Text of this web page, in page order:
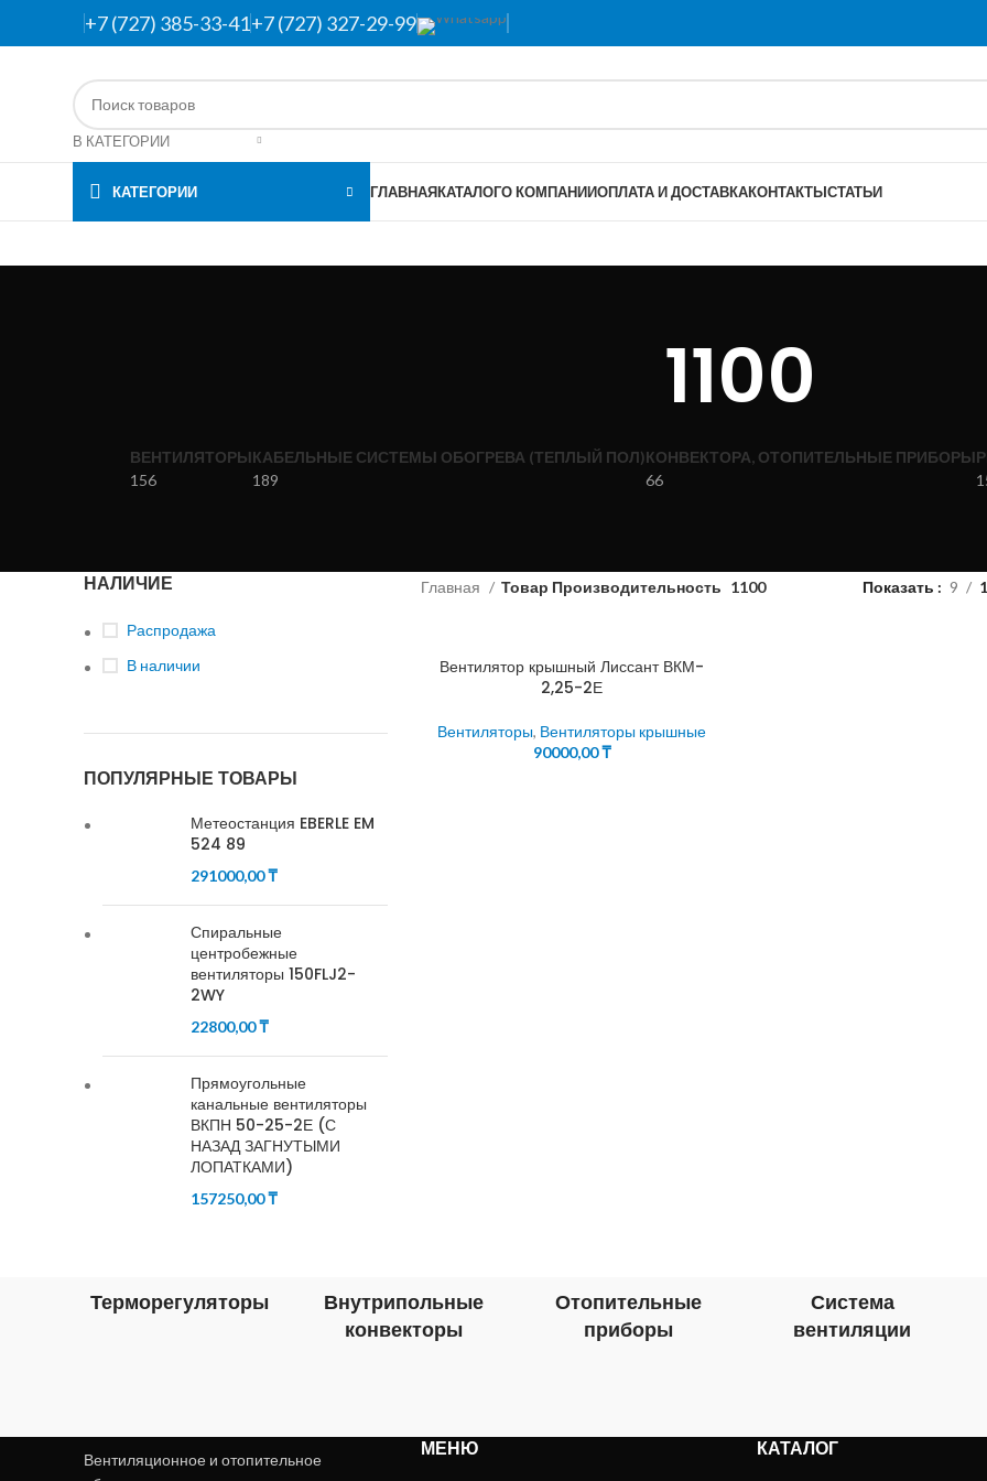
+7 (727) 385-33-41+7 (727) 327-29-99
В КАТЕГОРИИ
КАТЕГОРИИ ГЛАВНАЯКАТАЛОГО КОМПАНИИОПЛАТА И ДОСТАВКАКОНТАКТЫСТАТЬИ
1100
ВЕНТИЛЯТОРЫ
156
КАБЕЛЬНЫЕ СИСТЕМЫ ОБОГРЕВА (ТЕПЛЫЙ ПОЛ)
189
КОНВЕКТОРА, ОТОПИТЕЛЬНЫЕ ПРИБОРЫ
66
НАЛИЧИЕ
Распродажа
В наличии
ПОПУЛЯРНЫЕ ТОВАРЫ
Метеостанция EBERLE EM
524 89
291000,00₸
Спиральные
центробежные
вентиляторы 150FLJ2-
2WY
22800,00₸
Прямоугольные
канальные вентиляторы
ВКПН 50-25-2Е (С
НАЗАД ЗАГНУТЫМИ
ЛОПАТКАМИ)
157250,00₸
Главная Товар Производительность 1100 Показать 9
Вентилятор крышный Лиссант ВКМ-
2,25-2Е
Вентиляторы, Вентиляторы крышные
90000,00₸
Терморегуляторы
Внутрипольные
конвекторы
Отопительные
приборы
Система
вентиляции
Вентиляционное и отопительное
МЕНЮ КАТАЛОГ